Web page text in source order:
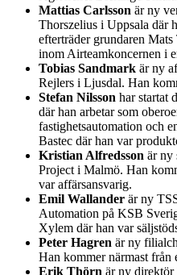
Mattias Carlsson är ny
Thorszelius i Uppsala där
efterträder grundaren
inom Airteamkoncernen i
Tobias Sandmark är ny
Rejlers i Ljusdal. Han
Stefan Nilsson har startat
där han arbetar som
fastighetsautomation och
Bastec där han var
Kristian Alfredsson är ny
Project i Malmö. Han
var affärsansvarig.
Emil Wallander är ny
Automation på KSB
Xylem där han var
Peter Hagren är ny
Han kommer närmast från
Erik Thörn är ny direktör